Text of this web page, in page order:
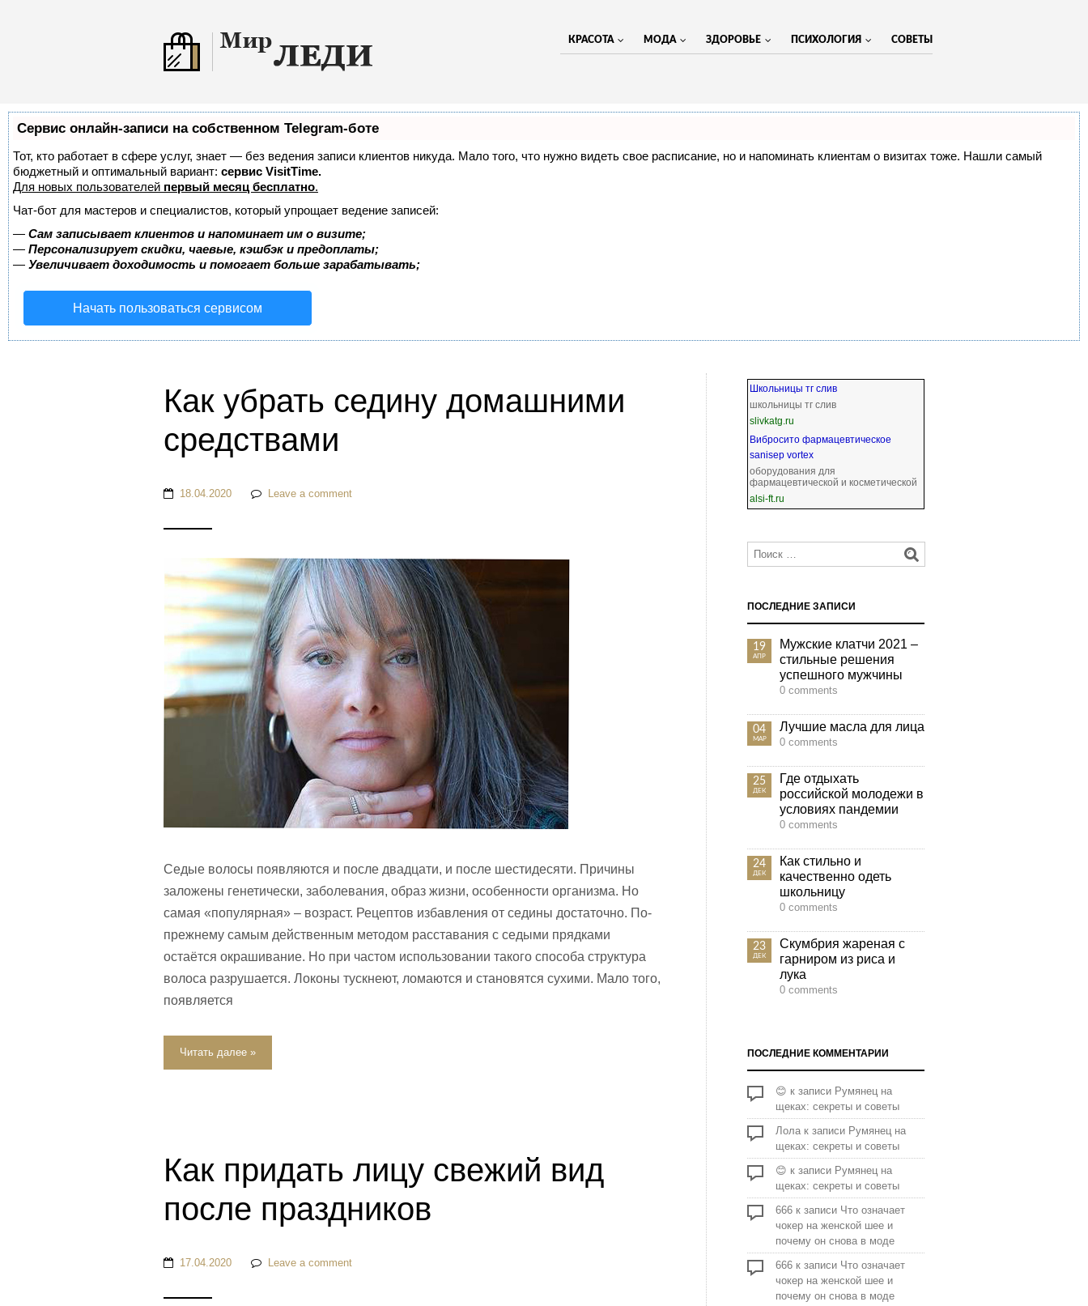
КРАСОТА МОДА ЗДОРОВЬЕ ПСИХОЛОГИЯ СОВЕТЫ
Сервис онлайн-записи на собственном Telegram-боте
Тот, кто работает в сфере услуг, знает — без ведения записи клиентов никуда. Мало того, что нужно видеть свое расписание, но и напоминать клиентам о визитах тоже. Нашли самый
бюджетный и оптимальный вариант: сервис VisitTime.
Для новых пользователей первый месяц бесплатно.
Чат-бот для мастеров и специалистов, который упрощает ведение записей:
— Сам записывает клиентов и напоминает им о визите;
— Персонализирует скидки, чаевые, кэшбэк и предоплаты;
— Увеличивает доходимость и помогает больше зарабатывать;
Начать пользоваться сервисом
Как убрать седину домашними
средствами
18.04.2020 Leave a comment
Седые волосы появляются и после двадцати, и после шестидесяти. Причины
заложены генетически, заболевания, образ жизни, особенности организма. Но
самая «популярная» – возраст. Рецептов избавления от седины достаточно. По-
прежнему самым действенным методом расставания с седыми прядками
остаётся окрашивание. Но при частом использовании такого способа структура
волоса разрушается. Локоны тускнеют, ломаются и становятся сухими. Мало того,
появляется
Читать далее »
Как придать лицу свежий вид
после праздников
17.04.2020 Leave a comment
Школьницы тг слив
школьницы тг слив
slivkatg.ru
Вибросито фармацевтическое
sanisep vortex
оборудования для
фармацевтической и косметической
alsi-ft.ru
ПОСЛЕДНИЕ ЗАПИСИ
19
АПР
Мужские клатчи 2021 –
стильные решения
успешного мужчины
0 comments
04
МАР
Лучшие масла для лица
0 comments
25
ДЕК
Где отдыхать
российской молодежи в
условиях пандемии
0 comments
24
ДЕК
Как стильно и
качественно одеть
школьницу
0 comments
23
ДЕК
Скумбрия жареная с
гарниром из риса и
лука
0 comments
ПОСЛЕДНИЕ КОММЕНТАРИИ
😊 к записи Румянец на
щеках: секреты и советы
Лола к записи Румянец на
щеках: секреты и советы
😊 к записи Румянец на
щеках: секреты и советы
666 к записи Что означает
чокер на женской шее и
почему он снова в моде
666 к записи Что означает
чокер на женской шее и
почему он снова в моде